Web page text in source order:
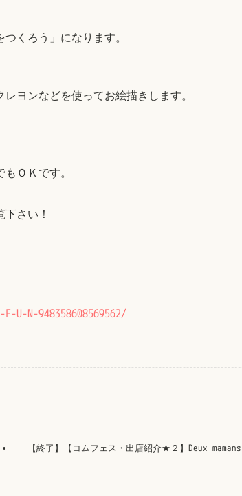
くろう」になります。
ヨンなどを使ってお絵描きします。
ＯＫです。
さい！
U-N-948358608569562/
【終了】【コムフェス・出店紹介★２】Deux mamans